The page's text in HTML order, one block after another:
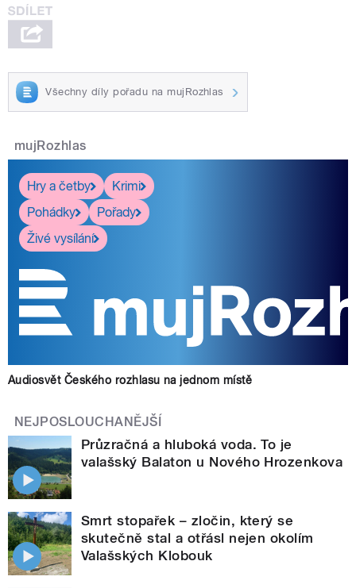
Všechny díly pořadu na mujRozhlas
mujRozhlas
Hry a četby
Krimi
Pohádky
Pořady
Živé vysílání
Audiosvět Českého rozhlasu na jednom místě
NEJPOSLOUCHANĚJŠÍ
Průzračná a hluboká voda. To je
valašský Balaton u Nového Hrozenkova
Smrt stopařek – zločin, který se
skutečně stal a otřásl nejen okolím
Valašských Klobouk